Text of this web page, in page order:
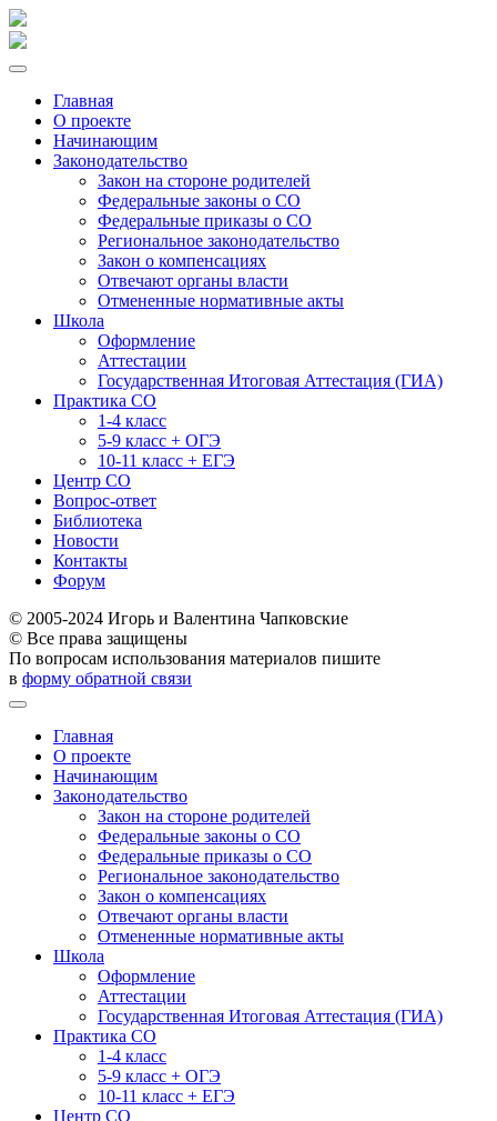
Главная
О проекте
Начинающим
Законодательство
Закон на стороне родителей
Федеральные законы о СО
Федеральные приказы о СО
Региональное законодательство
Закон о компенсациях
Отвечают органы власти
Отмененные нормативные акты
Школа
Оформление
Аттестации
Государственная Итоговая Аттестация (ГИА)
Практика СО
1-4 класс
5-9 класс + ОГЭ
10-11 класс + ЕГЭ
Центр СО
Вопрос-ответ
Библиотека
Новости
Контакты
Форум
© 2005-2024 Игорь и Валентина Чапковские
© Все права защищены
По вопросам использования материалов пишите
в форму обратной связи
Главная
О проекте
Начинающим
Законодательство
Закон на стороне родителей
Федеральные законы о СО
Федеральные приказы о СО
Региональное законодательство
Закон о компенсациях
Отвечают органы власти
Отмененные нормативные акты
Школа
Оформление
Аттестации
Государственная Итоговая Аттестация (ГИА)
Практика СО
1-4 класс
5-9 класс + ОГЭ
10-11 класс + ЕГЭ
Центр СО